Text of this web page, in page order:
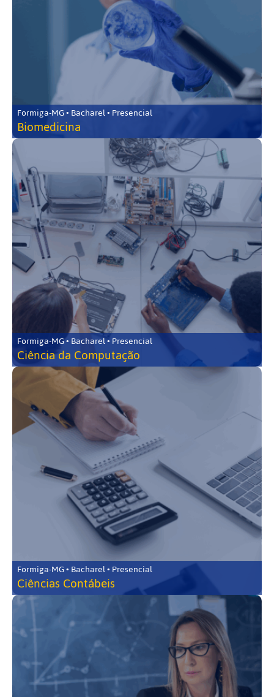
Formiga-MG • Bacharel • Presencial
Biomedicina
Formiga-MG • Bacharel • Presencial
Ciência da Computação
Formiga-MG • Bacharel • Presencial
Ciências Contábeis